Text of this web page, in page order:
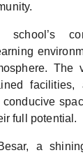
school’s
The
facilities,
full potential.
a